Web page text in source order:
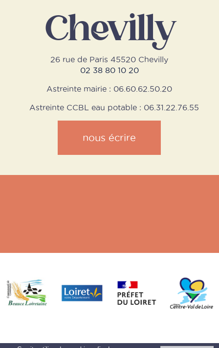
Chevilly
26 rue de Paris 45520 Chevilly
02 38 80 10 20
Astreinte mairie : 06.60.62.50.20
Astreinte CCBL eau potable : 06.31.22.76.55
nous écrire